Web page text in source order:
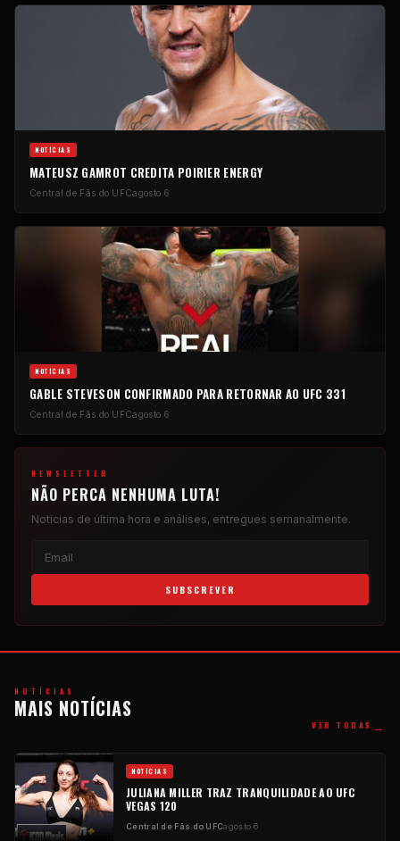
NOTÍCIAS
MATEUSZ GAMROT CREDITA POIRIER ENERGY
Central de Fãs do UFCagosto 6
NOTÍCIAS
GABLE STEVESON CONFIRMADO PARA RETORNAR AO UFC 331
Central de Fãs do UFCagosto 6
NEWSLETTER
NÃO PERCA NENHUMA LUTA!
Notícias de última hora e análises, entregues semanalmente.
SUBSCREVER
NOTÍCIAS
MAIS NOTÍCIAS
VER TODAS →
NOTÍCIAS
JULIANA MILLER TRAZ TRANQUILIDADE AO UFC
VEGAS 120
Central de Fãs do UFCagosto 6